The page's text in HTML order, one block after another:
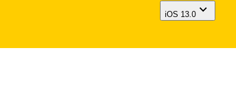
iOS 13.0